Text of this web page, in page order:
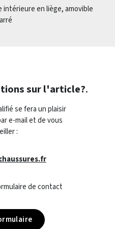
intérieure en liège, amovible
sur l'article?.
se fera un plaisir
e-mail et de vous
:
de contact